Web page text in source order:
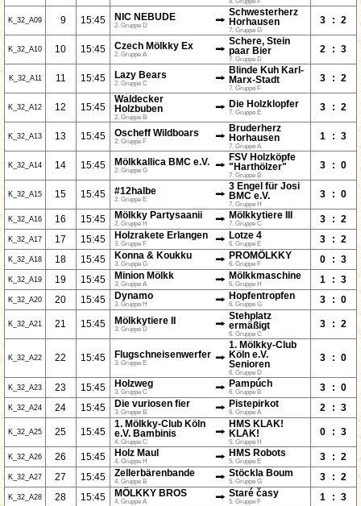
K_32_A09 9 15:45 NIC NEBUDE
2. Gruppe D ⭢
Schwesterherz
Horhausen
7. Gruppe G
3 : 2
K_32_A10 10 15:45 Czech Mölkky Ex
2. Gruppe A ⭢
Schere, Stein
paar Bier
7. Gruppe D
2 : 3
K_32_A11 11 15:45 Lazy Bears
2. Gruppe C ⭢
Blinde Kuh Karl-
Marx-Stadt
7. Gruppe F
3 : 2
K_32_A12 12 15:45
Waldecker
Holzbuben
2. Gruppe B
⭢ Die Holzklopfer
7. Gruppe E
3 : 2
K_32_A13 13 15:45 Oscheff Wildboars
2. Gruppe F ⭢
Bruderherz
Horhausen
7. Gruppe A
1 : 3
K_32_A14 14 15:45 Mölkkallica BMC e.V.
2. Gruppe G ⭢
FSV Holzköpfe
"Harthölzer"
7. Gruppe B
3 : 0
K_32_A15 15 15:45 #12halbe
2. Gruppe E ⭢
3 Engel für Josi
BMC e.V.
7. Gruppe H
3 : 0
K_32_A16 16 15:45 Mölkky Partysaanii
2. Gruppe H ⭢ Mölkkytiere III
7. Gruppe C 3 : 2
K_32_A17 17 15:45 Holzrakete Erlangen
3. Gruppe F ⭢ Lotze 4
6. Gruppe E 3 : 2
K_32_A18 18 15:45 Konna & Koukku
3. Gruppe G ⭢ PROMÖLKKY
6. Gruppe F 0 : 3
K_32_A19 19 15:45 Minion Mölkk
3. Gruppe A ⭢ Mölkkmaschine
6. Gruppe H 1 : 3
K_32_A20 20 15:45 Dynamo
3. Gruppe H ⭢ Hopfentropfen
6. Gruppe G 3 : 0
K_32_A21 21 15:45 Mölkkytiere II
3. Gruppe D ⭢
Stehplatz
ermäßigt
6. Gruppe C
3 : 2
K_32_A22 22 15:45 Flugschneisenwerfer
3. Gruppe E ⭢
1. Mölkky-Club
Köln e.V.
Senioren
6. Gruppe D
3 : 0
K_32_A23 23 15:45 Holzweg
3. Gruppe C ⭢ Pampúch
6. Gruppe B 3 : 0
K_32_A24 24 15:45 Die vuriosen fier
3. Gruppe B ⭢ Pistepirkot
6. Gruppe A 2 : 3
K_32_A25 25 15:45
1. Mölkky-Club Köln
e.V. Bambinis
4. Gruppe C
⭢
HMS KLAK!
KLAK!
5. Gruppe H
0 : 3
K_32_A26 26 15:45 Holz Maul
4. Gruppe H ⭢ HMS Robots
5. Gruppe E 3 : 2
K_32_A27 27 15:45 Zellerbärenbande
4. Gruppe B ⭢ Stöckla Boum
5. Gruppe G 3 : 2
K_32_A28 28 15:45 MÖLKKY BROS
4. Gruppe A ⭢ Staré časy
5. Gruppe F 1 : 3